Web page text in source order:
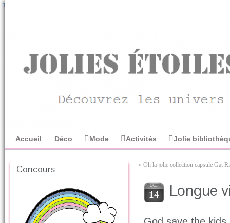
Accueil Déco Mode Activités Jolie
Concours « Oh la jolie collection capsule Gat
OCT
14 Longue